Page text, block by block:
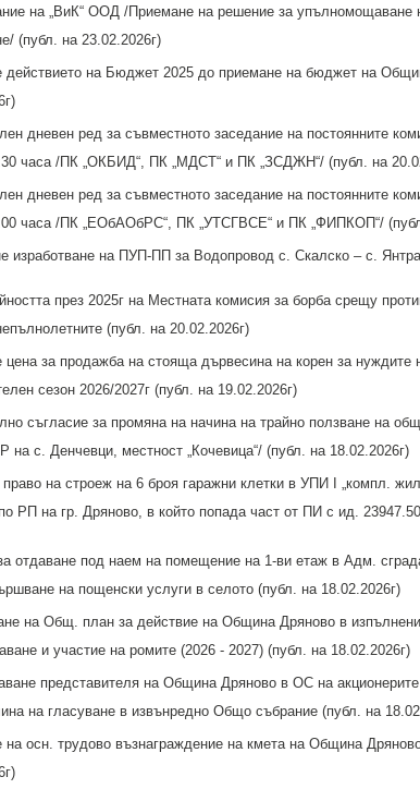
на „ВиК“ ООД /Приемане на решение за упълномощаване
(публ. на 23.02.2026г)
действието на Бюджет 2025 до приемане на бюджет на
дневен ред за съвместното заседание на постоянните
часа /ПК „ОКБИД“, ПК „МДСТ“ и ПК „ЗСДЖН“/ (публ. на
дневен ред за съвместното заседание на постоянните
часа /ПК „ЕОбАОбРС“, ПК „УТСГВСЕ“ и ПК „ФИПКОП“/
изработване на ПУП-ПП за Водопровод с. Скалско – с.
през 2025г на Местната комисия за борба срещу
(публ. на 20.02.2026г)
за продажба на стояща дървесина на корен за нуждите
сезон 2026/2027г (публ. на 19.02.2026г)
съгласие за промяна на начина на трайно ползване на
на с. Денчевци, местност „Кочевица“/ (публ. на 18.02.2026г)
на строеж на 6 броя гаражни клетки в УПИ I „компл.
РП на гр. Дряново, в който попада част от ПИ с ид.
отдаване под наем на помещение на 1-ви етаж в Адм.
на пощенски услуги в селото (публ. на 18.02.2026г)
на Общ. план за действие на Община Дряново в
и участие на ромите (2026 - 2027) (публ. на 18.02.2026г)
представителя на Община Дряново в ОС на
на гласуване в извънредно Общо събрание (публ. на
осн. трудово възнаграждение на кмета на Община